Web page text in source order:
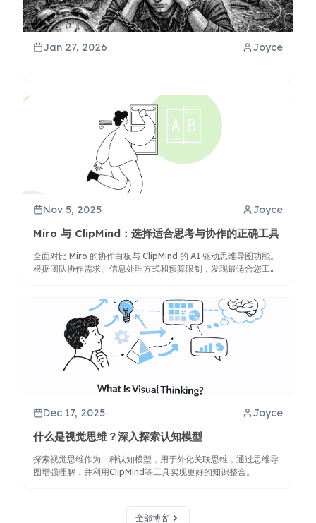
Jan 27, 2026 Joyce
Nov 5, 2025 Joyce
Miro 与 ClipMind：选择适合思考与协作的正确工具
全面对比 Miro 的协作白板与 ClipMind 的 AI 驱动思维导图功能。
根据团队协作需求、信息处理方式和预算限制，发现最适合您工作
Dec 17, 2025 Joyce
什么是视觉思维？深入探索认知模型
探索视觉思维作为一种认知模型，用于外化关联思维，通过思维导
图增强理解，并利用ClipMind等工具实现更好的知识整合。
全部博客